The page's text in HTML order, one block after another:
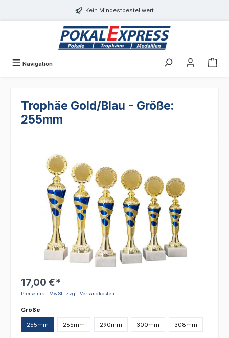
Kein Mindestbestellwert
Navigation
Trophäe Gold/Blau - Größe:
255mm
Bildergalerie überspringen
17,00 €*
Preise inkl. MwSt. zzgl. Versandkosten
Größe
255mm 265mm 290mm 300mm 308mm